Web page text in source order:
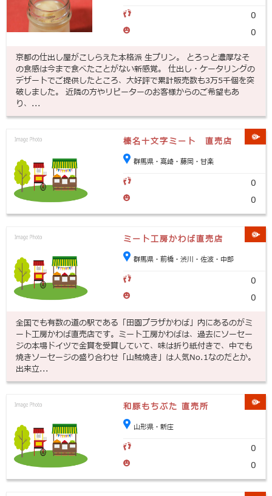
0
0
京都の仕出し屋がこしらえた本格派 生プリン。 とろっと濃厚なそ
の食感は今まで食べたことがない新感覚。 仕出し・ケータリングの
デザートでご提供したところ、大好評で累計販売数も3万5千個を突
破しました。 近隣の方やリピーターのお客様からのご希望もあ
り、...
榛名十文字ミート 直売店
群馬県・高崎・藤岡・甘楽
0
0
ミート工房かわば直売店
群馬県・前橋・渋川・佐波・中部
0
0
全国でも有数の道の駅である「田園プラザかわば」内にあるのがミ
ート工房かわば直売店です。ミート工房かわばは、過去にソーセー
ジの本場ドイツで金賞を受賞していて、味は折り紙付きで、中でも
焼きソーセージの盛り合わせ「山賊焼き」は人気No.1なのだとか。
出来立...
和豚もちぶた 直売所
山形県・新庄
0
0